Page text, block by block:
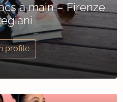
à main – Firenze
profite